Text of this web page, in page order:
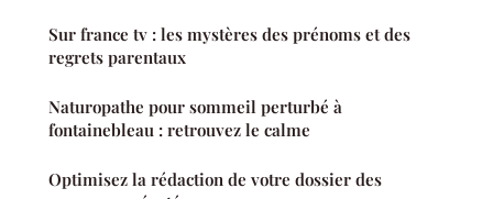
Sur france tv : les mystères des prénoms et des
regrets parentaux
Naturopathe pour sommeil perturbé à
fontainebleau : retrouvez le calme
Optimisez la rédaction de votre dossier des